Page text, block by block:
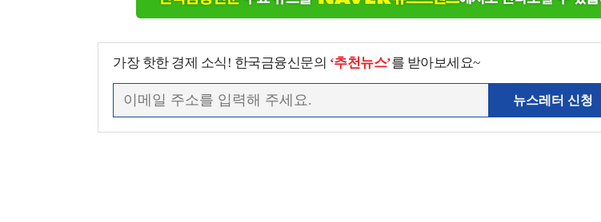
가장 핫한 경제 소식! 한국금융신문의 ‘추천뉴스’를 받아보세요~
뉴스레터 신청